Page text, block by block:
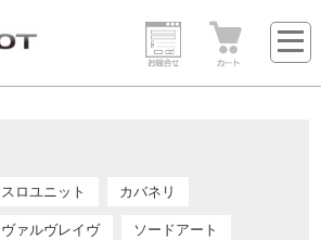
ロユニット カバネリ
ヴァルヴレイヴ ソードアート